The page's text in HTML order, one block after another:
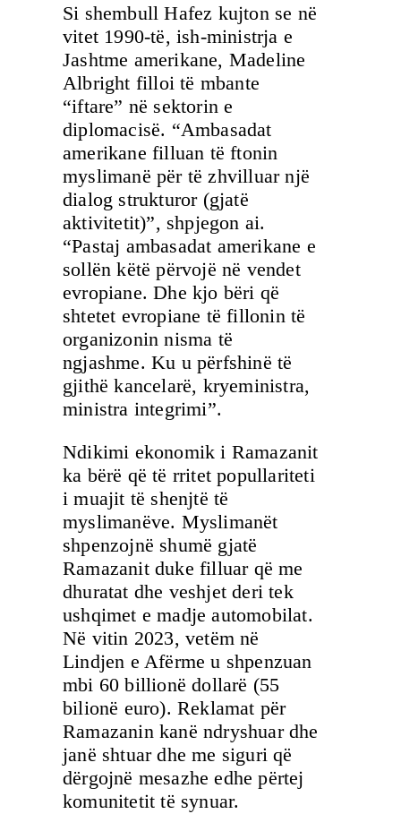
Si shembull Hafez kujton se në
vitet 1990-të, ish-ministrja e
Jashtme amerikane, Madeline
Albright filloi të mbante
“iftare” në sektorin e
diplomacisë. “Ambasadat
amerikane filluan të ftonin
myslimanë për të zhvilluar një
dialog strukturor (gjatë
aktivitetit)”, shpjegon ai.
“Pastaj ambasadat amerikane e
sollën këtë përvojë në vendet
evropiane. Dhe kjo bëri që
shtetet evropiane të fillonin të
organizonin nisma të
ngjashme. Ku u përfshinë të
gjithë kancelarë, kryeministra,
ministra integrimi”.
Ndikimi ekonomik i Ramazanit
ka bërë që të rritet popullariteti
i muajit të shenjtë të
myslimanëve. Myslimanët
shpenzojnë shumë gjatë
Ramazanit duke filluar që me
dhuratat dhe veshjet deri tek
ushqimet e madje automobilat.
Në vitin 2023, vetëm në
Lindjen e Afërme u shpenzuan
mbi 60 billionë dollarë (55
bilionë euro). Reklamat për
Ramazanin kanë ndryshuar dhe
janë shtuar dhe me siguri që
dërgojnë mesazhe edhe përtej
komunitetit të synuar.